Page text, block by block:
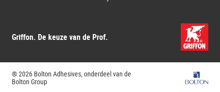
Griffon. De keuze van de Prof.
® 2026 Bolton Adhesives, onderdeel van de
Bolton Group
Bolton